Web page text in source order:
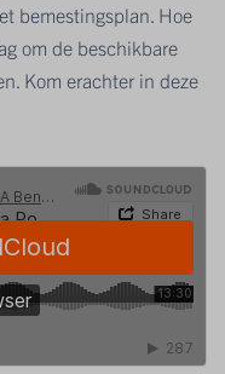
bemestingsplan. Hoe
om de beschikbare
Kom erachter in deze